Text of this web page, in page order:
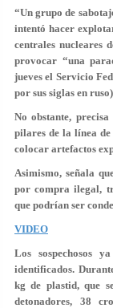
“Un grupo de
intentó hacer
centrales nucleares
provocar “una
jueves el Servicio
por sus siglas en
No obstante,
pilares de la línea
colocar artefactos
Asimismo, señala
por compra ilegal,
que podrían ser
VIDEO
Los sospechosos
identificados.
kg de plastid, que
detonadores, 38